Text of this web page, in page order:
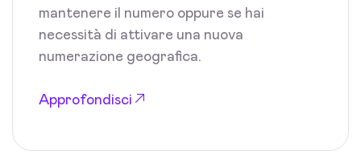
mantenere il numero oppure se hai
necessità di attivare una nuova
numerazione geografica.
Approfondisci